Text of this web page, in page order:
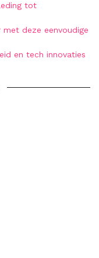
tot
deze eenvoudige
en tech innovaties